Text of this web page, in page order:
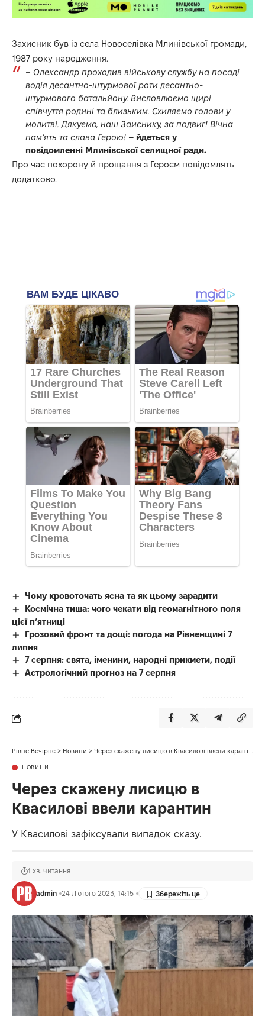
Захисник був із села Новоселівка Млинівської громади,
1987 року народження.
– Олександр проходив військову службу на посаді
водія десантно-штурмової роти десантно-
штурмового батальйону. Висловлюємо щирі
співчуття родині та близьким. Схиляємо голови у
молитві. Дякуємо, наш Заиснику, за подвиг! Вічна
пам’ять та слава Герою! – йдеться у
повідомленні Млинівської селищної ради.
Про час похорону й прощання з Героєм повідомлять
додатково.
Чому кровоточать ясна та як цьому зарадити
Космічна тиша: чого чекати від геомагнітного поля
цієї п’ятниці
Грозовий фронт та дощі: погода на Рівненщині 7
липня
7 серпня: свята, іменини, народні прикмети, події
Астрологічний прогноз на 7 серпня
Рівне Вечірнє > Новини > Через скажену лисицю в Квасилові ввели карантин
НОВИНИ
Через скажену лисицю в
Квасилові ввели карантин
У Квасилові зафіксували випадок сказу.
admin 24 Лютого 2023, 14:15
1 хв. читання